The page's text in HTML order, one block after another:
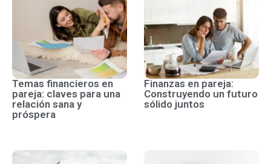
Temas financieros en
pareja: claves para una
relación sana y
próspera
Finanzas en pareja:
Construyendo un futuro
sólido juntos